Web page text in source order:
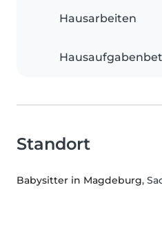
Hausarbeiten
Standort
Babysitter in Magdeburg,